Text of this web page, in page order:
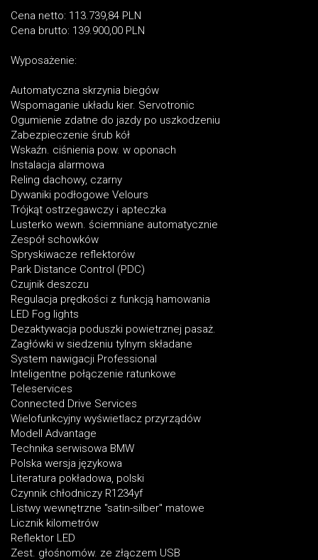
Cena netto: 113.739,84 PLN
Cena brutto: 139.900,00 PLN
Wyposażenie:
Automatyczna skrzynia biegów
Wspomaganie układu kier. Servotronic
Ogumienie zdatne do jazdy po uszkodzeniu
Zabezpieczenie śrub kół
Wskaźn. ciśnienia pow. w oponach
Instalacja alarmowa
Reling dachowy, czarny
Dywaniki podłogowe Velours
Trójkąt ostrzegawczy i apteczka
Lusterko wewn. ściemniane automatycznie
Zespół schowków
Spryskiwacze reflektorów
Park Distance Control (PDC)
Czujnik deszczu
Regulacja prędkości z funkcją hamowania
LED Fog lights
Dezaktywacja poduszki powietrznej pasaż.
Zagłówki w siedzeniu tylnym składane
System nawigacji Professional
Inteligentne połączenie ratunkowe
Teleservices
Connected Drive Services
Wielofunkcyjny wyświetlacz przyrządów
Modell Advantage
Technika serwisowa BMW
Polska wersja językowa
Literatura pokładowa, polski
Czynnik chłodniczy R1234yf
Listwy wewnętrzne "satin-silber" matowe
Licznik kilometrów
Reflektor LED
Zest. głośnomów. ze złączem USB